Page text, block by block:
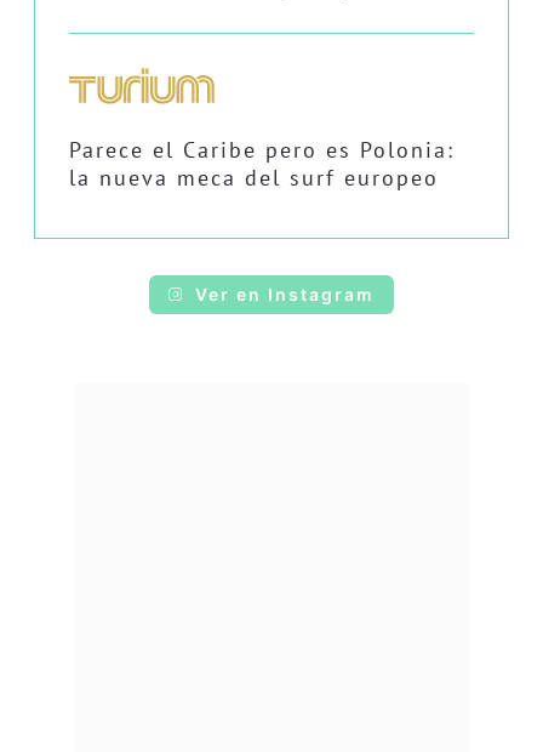
Parece el Caribe pero es Polonia:
la nueva meca del surf europeo
Ver en Instagram